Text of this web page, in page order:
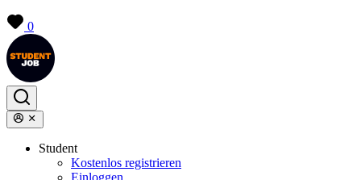
0
Student
Kostenlos registrieren
Einloggen